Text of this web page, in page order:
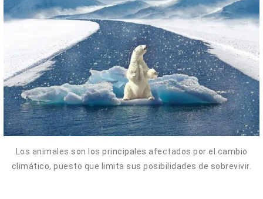
Los animales son los principales afectados por el cambio
climático, puesto que limita sus posibilidades de sobrevivir.